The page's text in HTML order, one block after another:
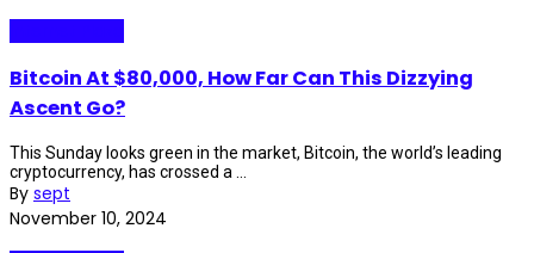
Bitcoin At $80,000, How Far Can This Dizzying
Ascent Go?
This Sunday looks green in the market, Bitcoin, the world’s leading
cryptocurrency, has crossed a ...
By sept
November 10, 2024